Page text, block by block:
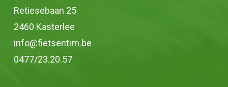
Retiesebaan 25
2460 Kasterlee
info@fietsentim.be
0477/23.20.57